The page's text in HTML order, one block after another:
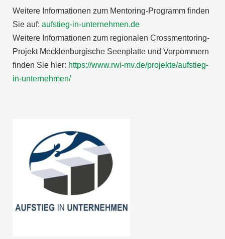
Weitere Informationen zum Mentoring-Programm finden
Sie auf: aufstieg-in-unternehmen.de
Weitere Informationen zum regionalen Crossmentoring-
Projekt Mecklenburgische Seenplatte und Vorpommern
finden Sie hier: https://www.rwi-mv.de/projekte/aufstieg-
in-unternehmen/